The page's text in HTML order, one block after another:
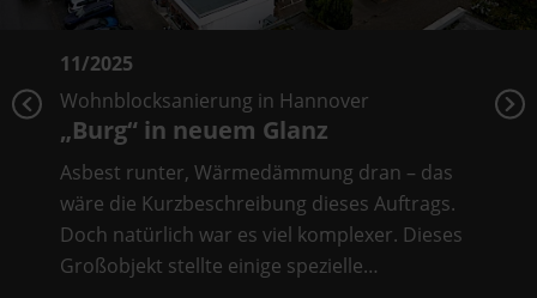
11/2025
Wohnblocksanierung in Hannover
„Burg“ in neuem Glanz
Asbest runter, Wärmedämmung dran – das
wäre die Kurzbeschreibung dieses Auftrags.
Doch natürlich war es viel komplexer. Dieses
Großobjekt stellte einige spezielle…